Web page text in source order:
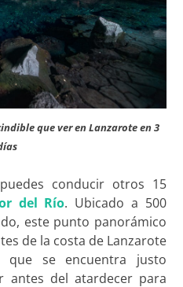
que ver en Lanzarote en 3
conducir otros 15
del Río. Ubicado a 500
este punto panorámico
de la costa de Lanzarote
que se encuentra justo
antes del atardecer para